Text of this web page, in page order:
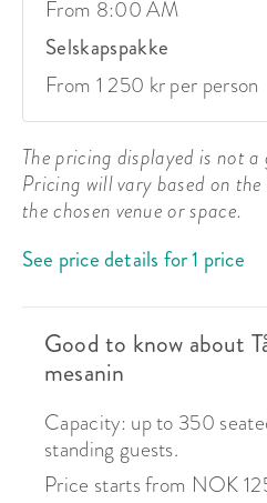
mat og drikke ikke er tillatt.
- Moderne utstyr: Tårnet er
lyd-, lys- og sceneteknologi
uforglemmelig opplevelse.
Regler og begrensninger:
- Aldersgrense: For private
- Kreativ frihet: Kun
Planlegg ditt neste
kulturarena. Kontakt oss i
spektakulært arrangement.
From 8:00 AM
Selskapspakke
From 1 250 kr per person
The pricing displayed is not
Pricing will vary based on
the chosen venue or space.
See price details for 1 price
Good to know about
mesanin
Capacity: up to 350
standing guests.
Price starts from NOK